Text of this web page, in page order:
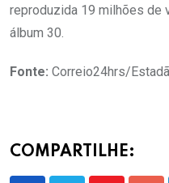
reproduzida 19 milhões de
álbum 30.
Fonte: Correio24hrs/
COMPARTILHE: